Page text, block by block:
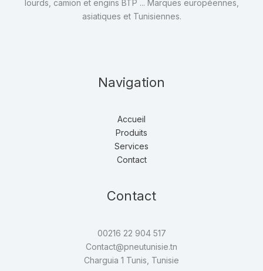
lourds, camion et engins BTP ... Marques européennes,
asiatiques et Tunisiennes.
Navigation
Accueil
Produits
Services
Contact
Contact
00216 22 904 517
Contact@pneutunisie.tn
Charguia 1 Tunis, Tunisie